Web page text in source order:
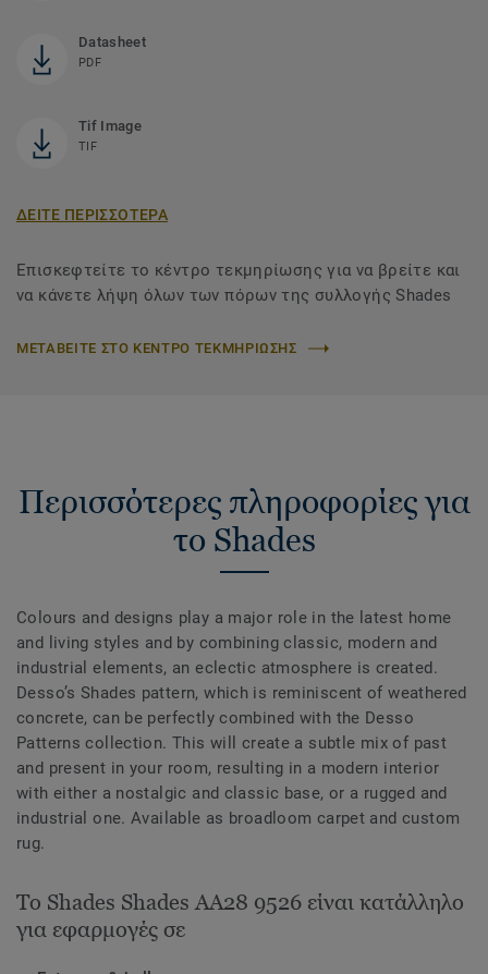
Datasheet
PDF
Tif Image
TIF
ΔΕΙΤΕ ΠΕΡΙΣΣΟΤΕΡΑ
Επισκεφτείτε το κέντρο τεκμηρίωσης για να βρείτε και
να κάνετε λήψη όλων των πόρων της συλλογής Shades
ΜΕΤΑΒΕΙΤΕ ΣΤΟ ΚΕΝΤΡΟ ΤΕΚΜΗΡΙΩΣΗΣ
Περισσότερες πληροφορίες για
το Shades
Colours and designs play a major role in the latest home
and living styles and by combining classic, modern and
industrial elements, an eclectic atmosphere is created.
Desso’s Shades pattern, which is reminiscent of weathered
concrete, can be perfectly combined with the Desso
Patterns collection. This will create a subtle mix of past
and present in your room, resulting in a modern interior
with either a nostalgic and classic base, or a rugged and
industrial one. Available as broadloom carpet and custom
rug.
Το Shades Shades AA28 9526 είναι κατάλληλο
για εφαρμογές σε